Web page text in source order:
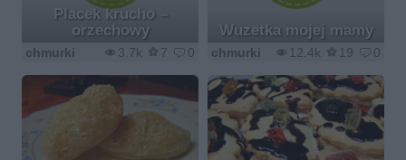
Placek krucho –
orzechowy
3.7k 7 0
chmurki
Wuzetka mojej mamy
12.4k 19 0
chmurki